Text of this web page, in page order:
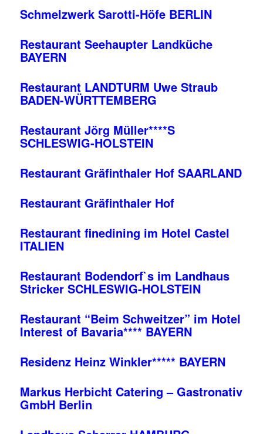
Schmelzwerk Sarotti-Höfe BERLIN
Restaurant Seehaupter Landküche
BAYERN
Restaurant LANDTURM Uwe Straub
BADEN-WÜRTTEMBERG
Restaurant Jörg Müller****S
SCHLESWIG-HOLSTEIN
Restaurant Gräfinthaler Hof SAARLAND
Restaurant Gräfinthaler Hof
Restaurant finedining im Hotel Castel
ITALIEN
Restaurant Bodendorf`s im Landhaus
Stricker SCHLESWIG-HOLSTEIN
Restaurant “Beim Schweitzer” im Hotel
Interest of Bavaria**** BAYERN
Residenz Heinz Winkler***** BAYERN
Markus Herbicht Catering – Gastronativ
GmbH Berlin